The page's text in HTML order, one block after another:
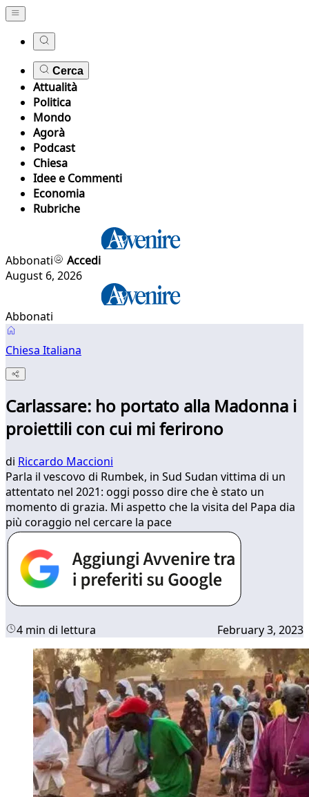
Cerca
Attualità
Politica
Mondo
Agorà
Podcast
Chiesa
Idee e Commenti
Economia
Rubriche
Abbonati
Accedi
August 6, 2026
Abbonati
Chiesa Italiana
Carlassare: ho portato alla Madonna i
proiettili con cui mi ferirono
di Riccardo Maccioni
Parla il vescovo di Rumbek, in Sud Sudan vittima di un
attentato nel 2021: oggi posso dire che è stato un
momento di grazia. Mi aspetto che la visita del Papa dia
più coraggio nel cercare la pace
4 min di lettura February 3, 2023